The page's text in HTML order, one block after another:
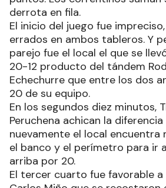
derrota en fila.
El inicio del juego fue
errados en ambos tableros. Y
parejo fue el local el que se
20-12 producto del tándem
Echechurre que entre los dos
20 de su equipo.
En los segundos diez minutos,
Peruchena achican la
nuevamente el local encuentra
el banco y el perímetro para ir
arriba por 20.
El tercer cuarto fue favorable